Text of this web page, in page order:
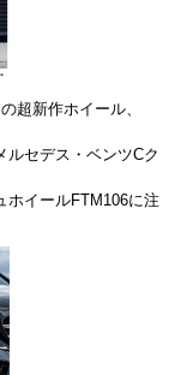
超新作ホイール、
ルセデス・ベンツCク
ホイールFTM106に注